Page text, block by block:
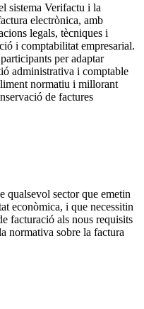
sistema Verifactu i la
electrònica, amb
legals, tècniques i
i comptabilitat empresarial.
per adaptar
administrativa i comptable
normatiu i millorant
de factures
qualsevol sector que emetin
econòmica, i que necessitin
facturació als nous requisits
normativa sobre la factura